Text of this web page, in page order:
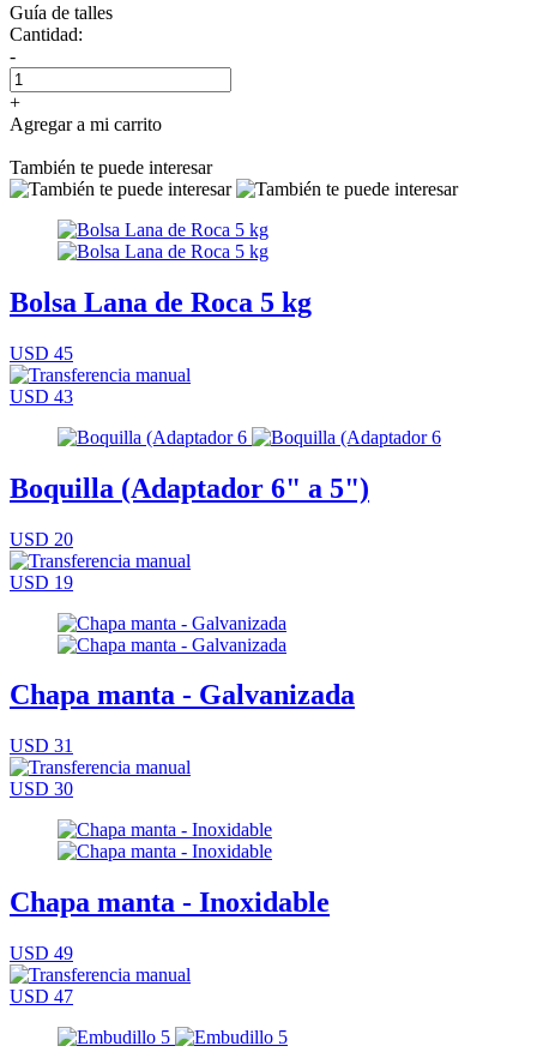
Guía de talles
Cantidad:
-
+
Agregar a mi carrito
También te puede interesar
Bolsa Lana de Roca 5 kg
USD 45
USD 43
Boquilla (Adaptador 6" a 5")
USD 20
USD 19
Chapa manta - Galvanizada
USD 31
USD 30
Chapa manta - Inoxidable
USD 49
USD 47